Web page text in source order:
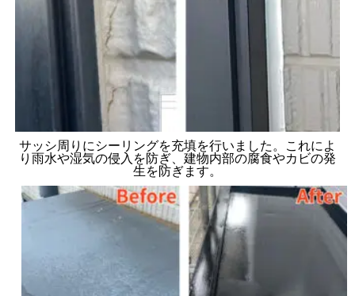
サッシ周りにシーリングを充填を行いました。これによ
り雨水や湿気の侵入を防ぎ、建物内部の腐食やカビの発
生を防ぎます。